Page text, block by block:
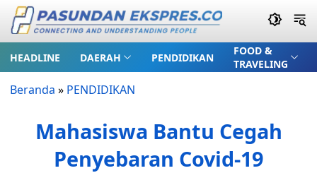
HEADLINE DAERAH PENDIDIKAN
FOOD &
TRAVELING
Beranda » PENDIDIKAN
Mahasiswa Bantu Cegah
Penyebaran Covid-19